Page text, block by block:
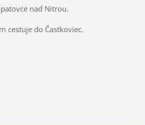
nad Nitrou.
cestuje do Častkoviec.